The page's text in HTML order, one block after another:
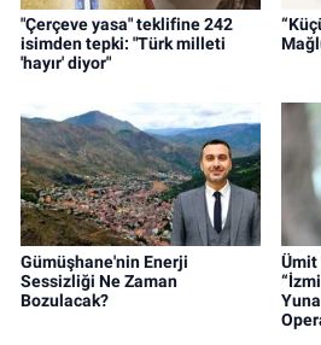
"Çerçeve yasa" teklifine 242
isimden tepki: "Türk milleti
'hayır' diyor"
Gümüşhane'nin Enerji
Sessizliği Ne Zaman
Bozulacak?
Ümit